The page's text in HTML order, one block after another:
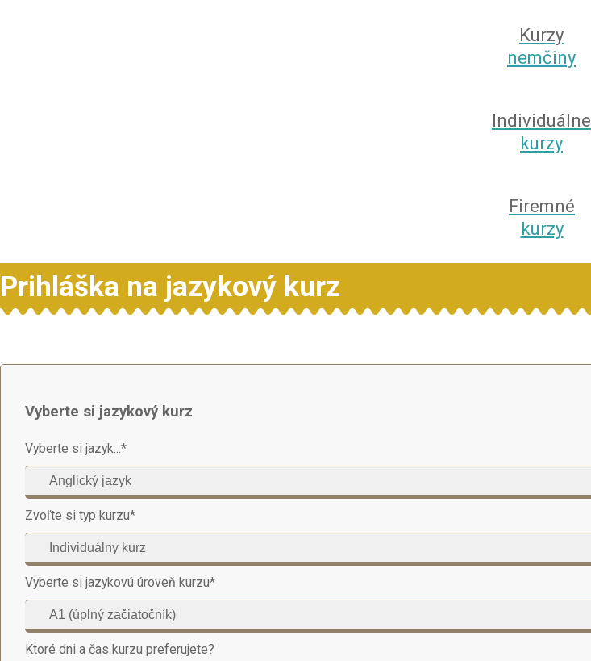
Kurzy
nemčiny
Individuálne
kurzy
Firemné
kurzy
Prihláška na jazykový kurz
Vyberte si jazykový kurz
Vyberte si jazyk...*
Zvoľte si typ kurzu*
Vyberte si jazykovú úroveň kurzu*
Ktoré dni a čas kurzu preferujete?